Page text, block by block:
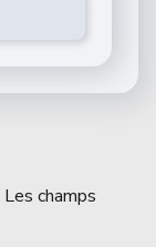
Les champs